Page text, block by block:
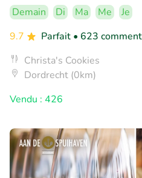
Demain Di Ma Me
Je
9.7
Parfait • 623
Christa's Cookies
Dordrecht (0km)
Vendu : 426